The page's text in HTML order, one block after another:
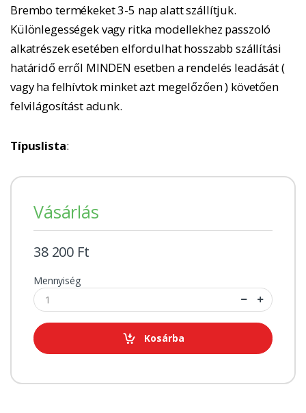
Brembo termékeket 3-5 nap alatt szállítjuk.
Különlegességek vagy ritka modellekhez passzoló
alkatrészek esetében elfordulhat hosszabb szállítási
határidő erről MINDEN esetben a rendelés leadását (
vagy ha felhívtok minket azt megelőzően ) követően
felvilágosítást adunk.
Típuslista:
Vásárlás
38 200 Ft
Mennyiség
Kosárba